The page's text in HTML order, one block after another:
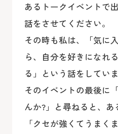
あるトークイベントで
話をさせてください。
その時も私は、「気に
ら、自分を好きになれ
る」という話をしていま
そのイベントの最後に
んか?」と尋ねると、
「クセが強くてうまく